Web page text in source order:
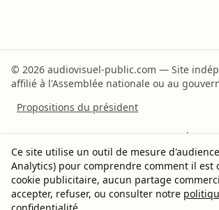
© 2026 audiovisuel-public.com — Site
affilié à l'Assemblée nationale ou au
Propositions du président
Recommandations du rapporteur À
Méthodologie Sources Contact
Confidentialité Gérer les cookies
Ce site utilise un outil de mesure
Analytics) pour comprendre comment il est
cookie publicitaire, aucun partage
accepter, refuser, ou consulter notre